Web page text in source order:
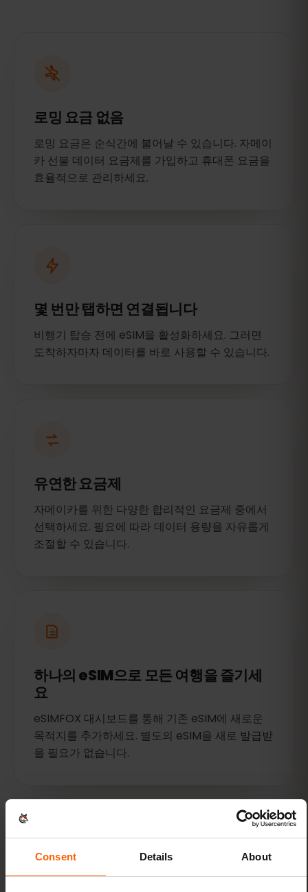
Consent Details About
로밍 요금 없음
로밍 요금은 순식간에 불어날 수 있습니다. 자메이
카 선불 데이터 요금제를 가입하고 휴대폰 요금을
효율적으로 관리하세요.
몇 번만 탭하면 연결됩니다
비행기 탑승 전에 eSIM을 활성화하세요. 그러면
도착하자마자 데이터를 바로 사용할 수 있습니다.
유연한 요금제
자메이카를 위한 다양한 합리적인 요금제 중에서
선택하세요. 필요에 따라 데이터 용량을 자유롭게
조절할 수 있습니다.
하나의 eSIM으로 모든 여행을 즐기세
요
eSIMFOX 대시보드를 통해 기존 eSIM에 새로운
목적지를 추가하세요. 별도의 eSIM을 새로 발급받
을 필요가 없습니다.
비교